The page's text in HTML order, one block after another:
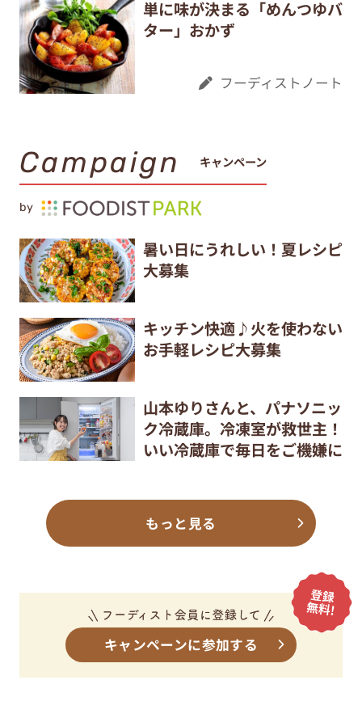
単に味が決まる「めんつゆバ
ター」おかず
フーディストノート
Campaign キャンペーン
by
暑い日にうれしい！夏レシピ
大募集
キッチン快適♪火を使わない
お手軽レシピ大募集
山本ゆりさんと、パナソニッ
ク冷蔵庫。冷凍室が救世主！
いい冷蔵庫で毎日をご機嫌に
もっと見る
キャンペーンに参加する